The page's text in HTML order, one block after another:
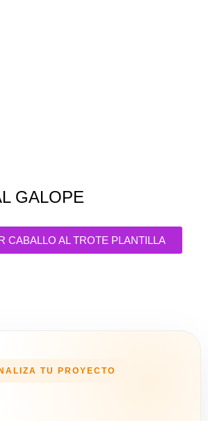
GALOPE
CABALLO AL TROTE PLANTILLA
TU PROYECTO